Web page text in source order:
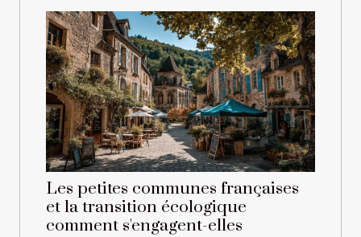
Les petites communes françaises
et la transition écologique
comment s'engagent-elles